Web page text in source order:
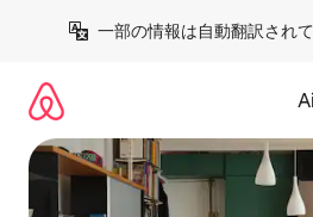
一部の情報は自動翻訳されて